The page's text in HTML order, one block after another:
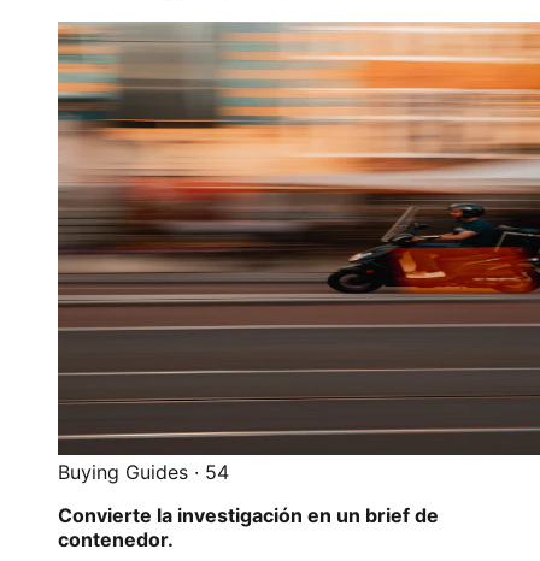
Buying Guides · 54
Convierte la investigación en un brief de
contenedor.